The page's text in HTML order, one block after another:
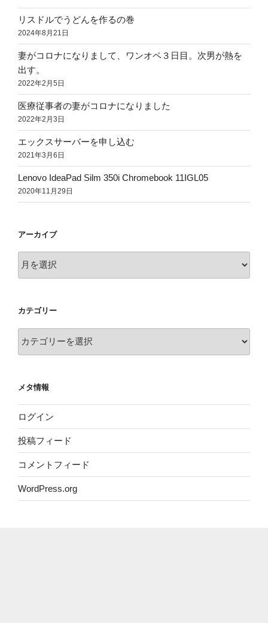
リスドルでうどんを作るの巻
2024年8月21日
妻がコロナになりまして、ワンオペ３日目。次男が熱を
出す。
2022年2月5日
医療従事者の妻がコロナになりました
2022年2月3日
エックスサーバーを申し込む
2021年3月6日
Lenovo IdeaPad Silm 350i Chromebook 11IGL05
2020年11月29日
アーカイブ
ア
ブ
カテゴリー
テ
ー
メタ情報
ログイン
投稿フィード
コメントフィード
WordPress.org